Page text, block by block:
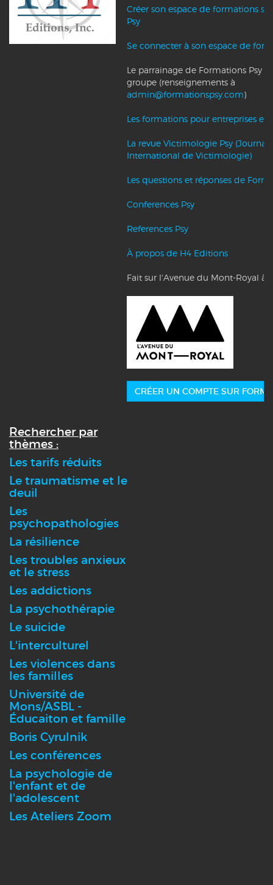
Créer son espace de formations
Psy
Se connecter à son espace de
Le parrainage de Formations Psy
groupe (renseignements à
admin@formationspsy.com)
Les formations pour entreprises et
La revue Victimologie Psy (Journal
International de Victimologie)
Les questions et réponses de
Conferences Psy
References Psy
À propos de H4 Editions
Fait sur l'Avenue du Mont-Royal à
CRÉER UN COMPTE SUR
Rechercher par
thèmes :
Les tarifs réduits
Le traumatisme et le
deuil
Les
psychopathologies
La résilience
Les troubles anxieux
et le stress
Les addictions
La psychothérapie
Le suicide
L'interculturel
Les violences dans
les familles
Université de
Mons/ASBL -
Éducaiton et famille
Boris Cyrulnik
Les conférences
La psychologie de
l'enfant et de
l'adolescent
Les Ateliers Zoom